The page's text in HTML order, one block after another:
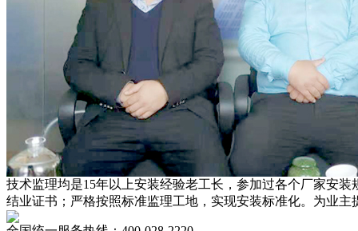
技术监理均是15年以上安装经验老工长，参加过各个厂家安
结业证书；严格按照标准监理工地，实现安装标准化。为业主